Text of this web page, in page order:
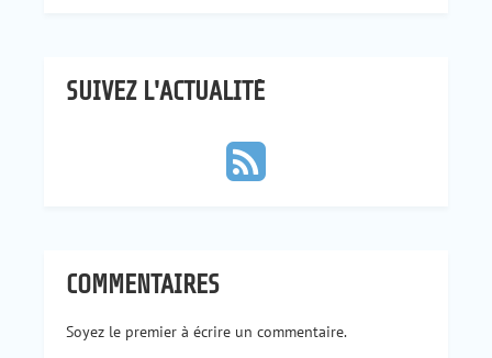
SUIVEZ L'ACTUALITÉ
COMMENTAIRES
Soyez le premier à écrire un commentaire.